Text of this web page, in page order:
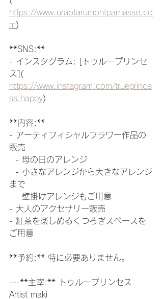
https://www.uraotarumontparnasse.co
m)
**SNS:**
- インスタグラム: [トゥループリンセ
ス](
https://www.instagram.com/trueprince
ss.happy)
**内容:**
- アーティフィシャルフラワー作品の
販売
  - 母の日のアレンジ
まで
  - 壁掛けアレンジもご用意
- 大人のアクセサリー販売
- 紅茶を楽しめるくつろぎスペースを
ご用意
**予約:** 特に必要ありません。
---**主宰:** トゥループリンセス
Artist maki